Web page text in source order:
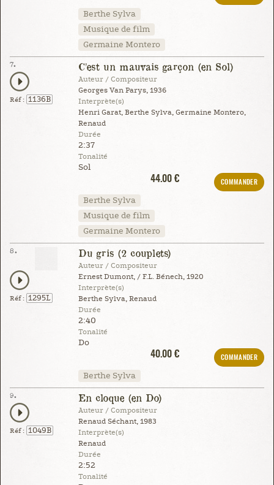
Berthe Sylva
Musique de film
Germaine Montero
7.
Réf : 1136B
C'est un mauvais garçon (en Sol)
Auteur / Compositeur
Georges Van Parys, 1936
Interprète(s)
Henri Garat, Berthe Sylva, Germaine Montero,
Renaud
Durée
2:37
Tonalité
Sol
44.00 €
COMMANDER
Berthe Sylva
Musique de film
Germaine Montero
8.
Réf : 1295L
Du gris (2 couplets)
Auteur / Compositeur
Ernest Dumont, / F.L. Bénech, 1920
Interprète(s)
Berthe Sylva, Renaud
Durée
2:40
Tonalité
Do
40.00 €
COMMANDER
Berthe Sylva
9.
Réf : 1049B
En cloque (en Do)
Auteur / Compositeur
Renaud Séchant, 1983
Interprète(s)
Renaud
Durée
2:52
Tonalité